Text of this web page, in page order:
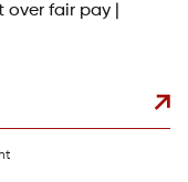
over fair pay |